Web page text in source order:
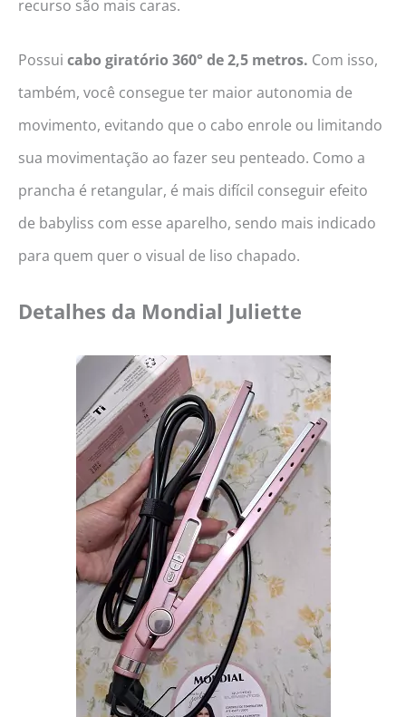
recurso são mais caras.
Possui cabo giratório 360° de 2,5 metros. Com isso,
também, você consegue ter maior autonomia de
movimento, evitando que o cabo enrole ou limitando
sua movimentação ao fazer seu penteado. Como a
prancha é retangular, é mais difícil conseguir efeito
de babyliss com esse aparelho, sendo mais indicado
para quem quer o visual de liso chapado.
Detalhes da Mondial Juliette